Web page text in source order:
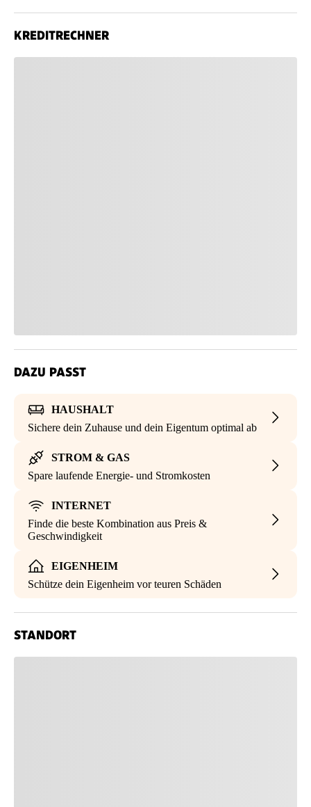
KREDITRECHNER
DAZU PASST
HAUSHALT
Sichere dein Zuhause und dein Eigentum optimal ab
STROM & GAS
Spare laufende Energie- und Stromkosten
INTERNET
Finde die beste Kombination aus Preis &
Geschwindigkeit
EIGENHEIM
Schütze dein Eigenheim vor teuren Schäden
STANDORT